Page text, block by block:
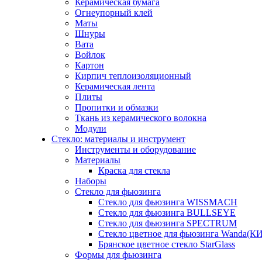
Керамическая бумага
Огнеупорный клей
Маты
Шнуры
Вата
Войлок
Картон
Кирпич теплоизоляционный
Керамическая лента
Плиты
Пропитки и обмазки
Ткань из керамического волокна
Модули
Стекло: материалы и инструмент
Инструменты и оборудование
Материалы
Краска для стекла
Наборы
Стекло для фьюзинга
Стекло для фьюзинга WISSMACH
Стекло для фьюзинга BULLSEYE
Стекло для фьюзинга SPECTRUM
Стекло цветное для фьюзинга
Брянское цветное стекло StarGlass
Формы для фьюзинга